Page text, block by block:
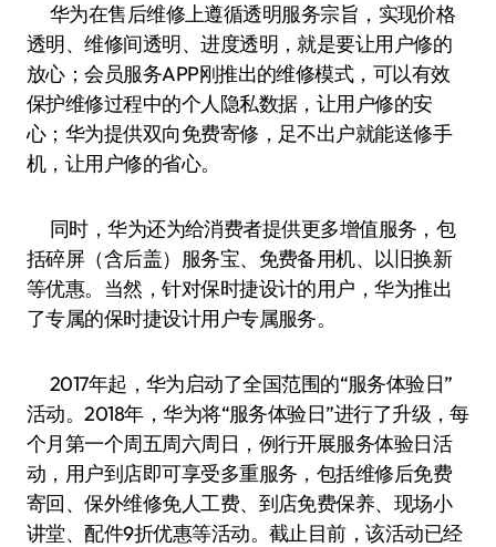
华为在售后维修上遵循透明服务宗旨，实现价格
透明、维修间透明、进度透明，就是要让用户修的
放心；会员服务APP刚推出的维修模式，可以有效
保护维修过程中的个人隐私数据，让用户修的安
心；华为提供双向免费寄修，足不出户就能送修手
机，让用户修的省心。
同时，华为还为给消费者提供更多增值服务，包
括碎屏（含后盖）服务宝、免费备用机、以旧换新
等优惠。当然，针对保时捷设计的用户，华为推出
了专属的保时捷设计用户专属服务。
2017年起，华为启动了全国范围的“服务体验日”
活动。2018年，华为将“服务体验日”进行了升级，每
个月第一个周五周六周日，例行开展服务体验日活
动，用户到店即可享受多重服务，包括维修后免费
寄回、保外维修免人工费、到店免费保养、现场小
讲堂、配件9折优惠等活动。截止目前，该活动已经